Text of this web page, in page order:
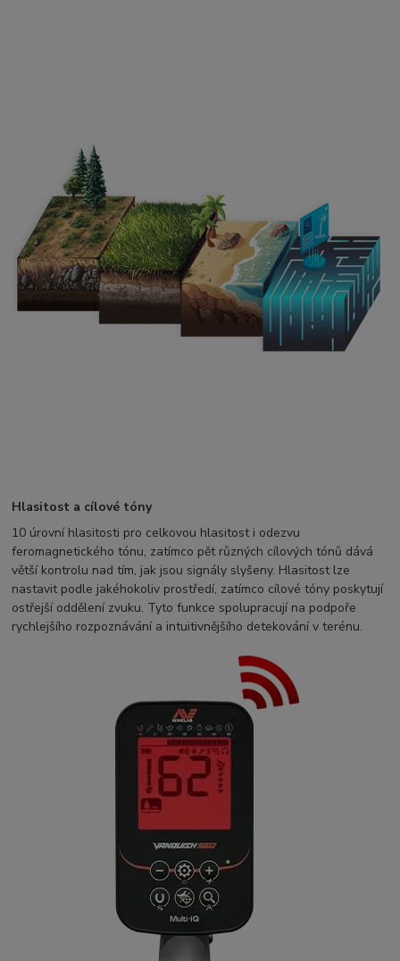
Hlasitost a cílové tóny
10 úrovní hlasitosti pro celkovou hlasitost i odezvu
feromagnetického tónu, zatímco pět různých cílových tónů dává
větší kontrolu nad tím, jak jsou signály slyšeny. Hlasitost lze
nastavit podle jakéhokoliv prostředí, zatímco cílové tóny poskytují
ostřejší oddělení zvuku. Tyto funkce spolupracují na podpoře
rychlejšího rozpoznávání a intuitivnějšího detekování v terénu.